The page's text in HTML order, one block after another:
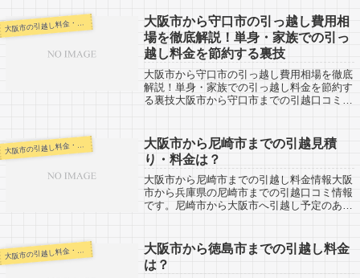
大 阪市の引越し料金・代金相場・見積り情報
大阪市から守口市の引っ越し費用相
場を徹底解説！単身・家族での引っ
越し料金を節約する裏技
大阪市から守口市の引っ越し費用相場を徹底
解説！単身・家族での引っ越し料金を節約す
る裏技大阪市から守口市までの引越口コミ。
近場ですので当日中に引越しする人が大半...
大
大阪市から尼崎市までの引越見積
り・料金は？
大阪市から尼崎市までの引越し料金情報大阪
市から兵庫県の尼崎市までの引越口コミ情報
です。尼崎市から大阪市へ引越し予定のある
越し会社が多くあります。ただし、2月～4
月...
大
大阪市から徳島市までの引越し料金
は？